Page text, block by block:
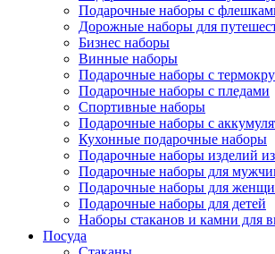
Подарочные наборы с
Дорожные наборы для
Бизнес наборы
Винные наборы
Подарочные наборы с
Подарочные наборы с пледами
Спортивные наборы
Подарочные наборы с
Кухонные подарочные наборы
Подарочные наборы изделий
Подарочные наборы для
Подарочные наборы для
Подарочные наборы для детей
Наборы стаканов и камни для
Посуда